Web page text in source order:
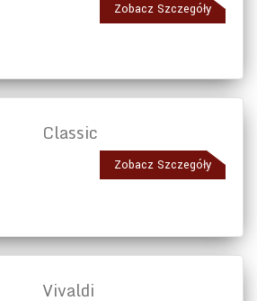
Zobacz Szczegóły
Classic
Zobacz Szczegóły
Vivaldi